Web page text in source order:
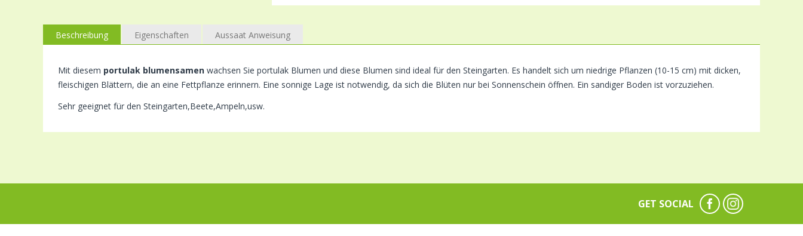
Beschreibung Eigenschaften Aussaat Anweisung
Mit diesem portulak blumensamen wachsen Sie portulak Blumen und diese Blumen sind ideal für den Steingarten. Es handelt sich um niedrige Pflanzen (10-15 cm) mit dicken,
fleischigen Blättern, die an eine Fettpflanze erinnern. Eine sonnige Lage ist notwendig, da sich die Blüten nur bei Sonnenschein öffnen. Ein sandiger Boden ist vorzuziehen.
Sehr geeignet für den Steingarten,Beete,Ampeln,usw.
GET SOCIAL